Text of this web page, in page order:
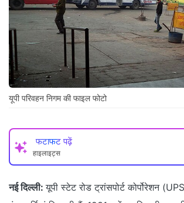
यूपी परिवहन निगम की फाइल फोटो
फटाफट पढ़ें
हाइलाइट्स
नई दिल्ली: यूपी स्टेट रोड ट्रांसपोर्ट कोर्पोरेशन